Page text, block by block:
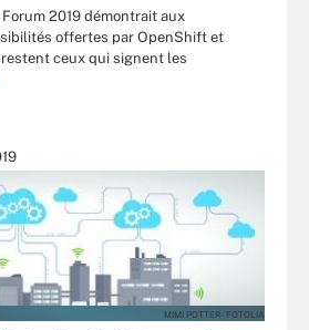
Forum 2019 démontrait aux
offertes par OpenShift et
ceux qui signent les
MIMI POTTER - FOTOLIA